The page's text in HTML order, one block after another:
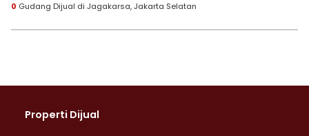
0 Gudang Dijual di Jagakarsa, Jakarta Selatan
Properti Dijual